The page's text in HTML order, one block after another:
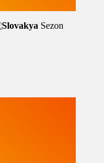
Sezon